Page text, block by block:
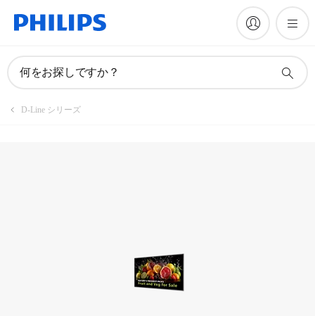
何をお探しですか？
D-Line シリーズ
製品を登録